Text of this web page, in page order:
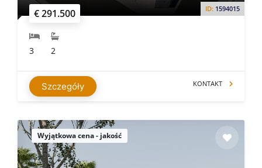
€ 291.500 ID: 1594015
3 2
Szczegóły KONTAKT
Wyjątkowa cena - jakość